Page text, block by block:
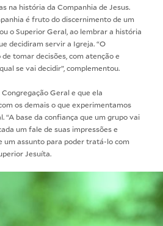
na história da Companhia de Jesus.
é fruto do discernimento de um
o Superior Geral, ao lembrar a história
decidiram servir a Igreja. “O
tomar decisões, com atenção e
se vai decidir”, complementou.
Geral e que ela
os demais o que experimentamos
“A base da confiança que um grupo vai
um fale de suas impressões e
um assunto para poder tratá-lo com
Jesuíta.